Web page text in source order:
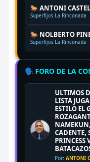
🐎 ANTONI
Superfijos La Rinconada
🐎 NOLBERTO
Superfijos La Rinconada
🗣️ FORO DE LA
ULTIMOS
LISTA
ESTILO EL
CADENTE,
PRINCESS
Por: ANTONI